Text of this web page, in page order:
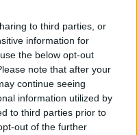
to third parties, or
information for
the below opt-out
note that after your
continue seeing
information utilized by
to third parties prior to
out of the further